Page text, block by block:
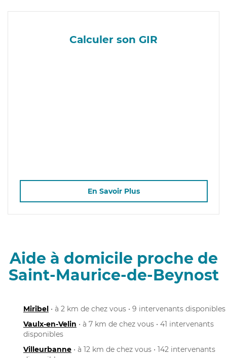
Calculer son GIR
En Savoir Plus
Aide à domicile proche de
Saint-Maurice-de-Beynost
Miribel • à 2 km de chez vous • 9 intervenants disponibles
Vaulx-en-Velin • à 7 km de chez vous • 41 intervenants
disponibles
Villeurbanne • à 12 km de chez vous • 142 intervenants